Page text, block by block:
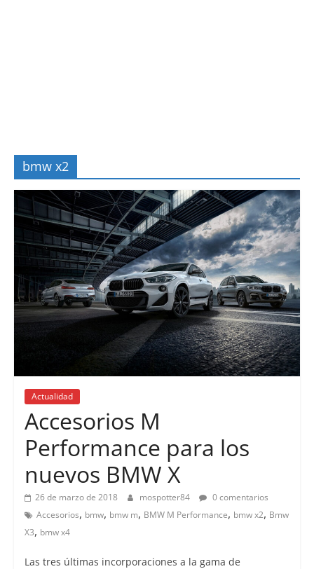
bmw x2
Actualidad
Accesorios M
Performance para los
nuevos BMW X
26 de marzo de 2018 mospotter84
0 comentarios
Accesorios, bmw, bmw m, BMW M Performance, bmw x2, Bmw
X3, bmw x4
Las tres últimas incorporaciones a la gama de